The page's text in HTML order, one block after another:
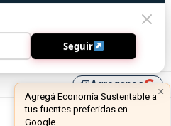
library_addAgreganos
Seguir